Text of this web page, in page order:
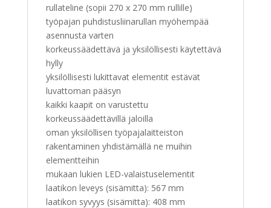
rullateline (sopii 270 x 270 mm rullille)
työpajan puhdistusliinarullan myöhempää
asennusta varten
korkeussäädettävä ja yksilöllisesti käytettävä
hylly
yksilöllisesti lukittavat elementit estävät
luvattoman pääsyn
kaikki kaapit on varustettu
korkeussäädettävillä jaloilla
oman yksilöllisen työpajalaitteiston
rakentaminen yhdistämällä ne muihin
elementteihin
mukaan lukien LED-valaistuselementit
laatikon leveys (sisämitta): 567 mm
laatikon syvyys (sisämitta): 408 mm